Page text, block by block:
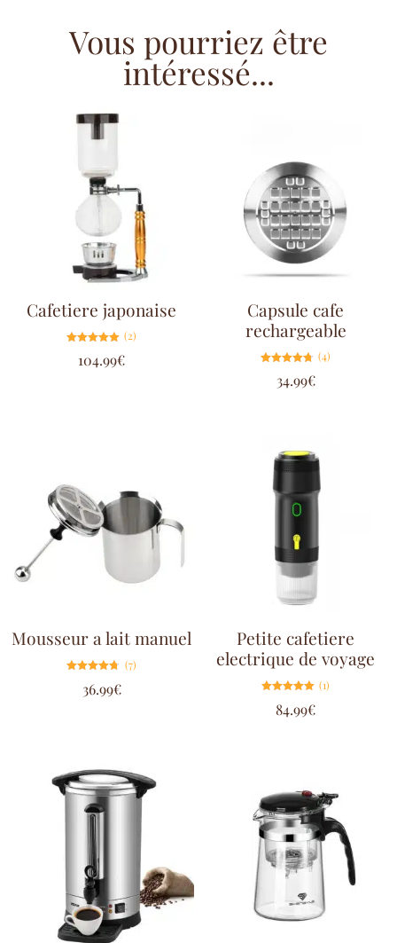
Vous pourriez être
intéressé...
Cafetiere japonaise
5.00
sur 5
(2)
104.99€
Capsule cafe
rechargeable
4.75
sur 5
(4)
34.99€
Mousseur a lait manuel
4.71
sur 5
(7)
36.99€
Petite cafetiere
electrique de voyage
5.00
sur 5
(1)
84.99€